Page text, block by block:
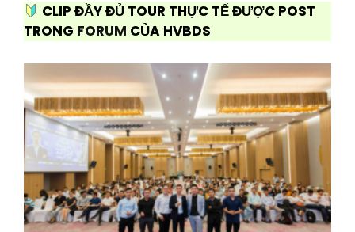
CLIP ĐẦY ĐỦ TOUR THỰC TẾ ĐƯỢC POST
TRONG FORUM CỦA HVBDS